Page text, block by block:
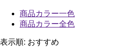
商品カラー一色
商品カラー全色
表示順: おすすめ